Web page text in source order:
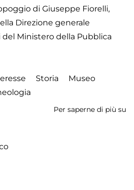
di Giuseppe Fiorelli,
Direzione generale
Ministero della Pubblica
Storia
Museo
Per saperne di più su